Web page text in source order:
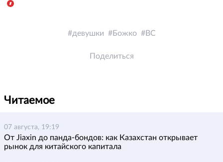
девушки Божко ВС
Поделиться
Читаемое
07 августа, 19:19
От Jiaxin до панда-бондов: как Казахстан открывает
рынок для китайского капитала